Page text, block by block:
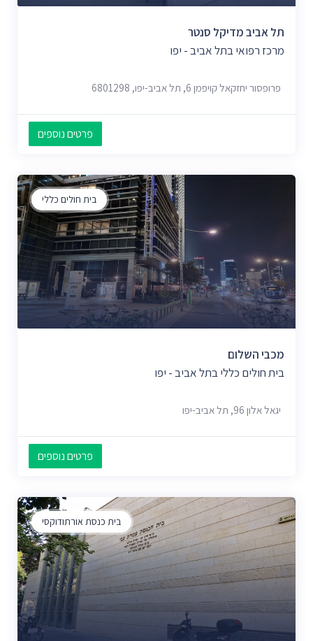
תל אביב מדיקל סנטר
מרכז רפואי בתל אביב - יפו
פרופסור יחזקאל קויפמן 6, תל אביב-יפו, 6801298
פרטים נוספים
בית חולים כללי
מכבי השלום
בית חולים כללי בתל אביב - יפו
יגאל אלון 96, תל אביב-יפו
פרטים נוספים
בית כנסת אורתודוקסי